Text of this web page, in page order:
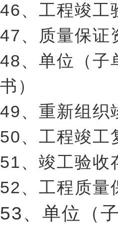
46、工程竣工
47、质量保证
48、单位（子
书）
49、重新组织
50、工程竣工
51、竣工验收
52、工程质量
53、单位（